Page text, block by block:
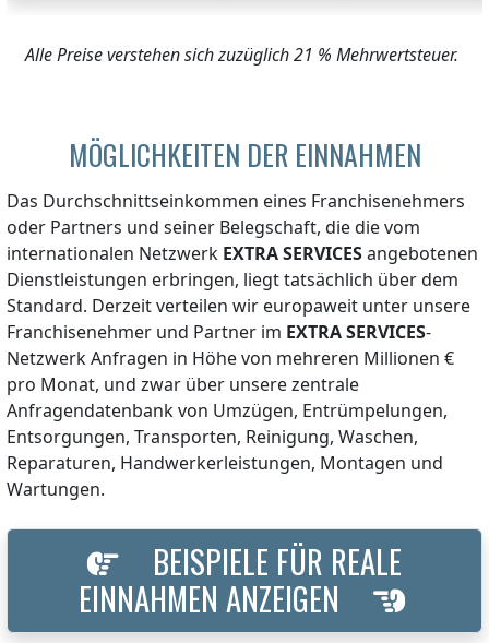
Alle Preise verstehen sich zuzüglich 21 % Mehrwertsteuer.
MÖGLICHKEITEN DER EINNAHMEN
Das Durchschnittseinkommen eines Franchisenehmers
oder Partners und seiner Belegschaft, die die vom
internationalen Netzwerk EXTRA SERVICESangebotenen
Dienstleistungen erbringen, liegt tatsächlich über dem
Standard. Derzeit verteilen wir europaweit unter unsere
Franchisenehmer und Partner im EXTRA SERVICES-
Netzwerk Anfragen in Höhe von mehreren Millionen €
pro Monat, und zwar über unsere zentrale
Anfragendatenbank von Umzügen, Entrümpelungen,
Entsorgungen, Transporten, Reinigung, Waschen,
Reparaturen, Handwerkerleistungen, Montagen und
Wartungen.
BEISPIELE FÜR REALE
EINNAHMEN ANZEIGEN